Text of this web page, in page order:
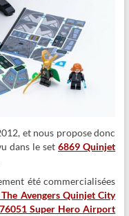
et nous propose donc
dans le set6869 Quinjet
été commercialisées
Avengers Quinjet City
76051 Super Hero Airport